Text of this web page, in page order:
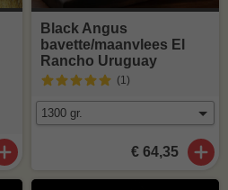
Black Angus
bavette/maanvlees El
Rancho Uruguay
(1 )
€ 64,35